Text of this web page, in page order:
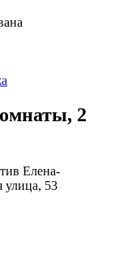
2
Елена-
улица, 53